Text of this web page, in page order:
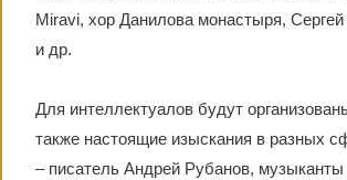
Miravi, хор Данилова монастыря,
и др.
Для интеллектуалов будут
также настоящие изыскания в разных
– писатель Андрей Рубанов,